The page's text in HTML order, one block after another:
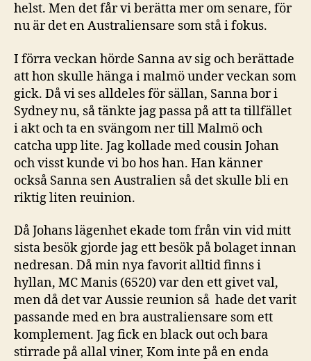
helst. Men det får vi berätta mer om senare, för
nu är det en Australiensare som stå i fokus.
I förra veckan hörde Sanna av sig och berättade
att hon skulle hänga i malmö under veckan som
gick. Då vi ses alldeles för sällan, Sanna bor i
Sydney nu, så tänkte jag passa på att ta tillfället
i akt och ta en svängom ner till Malmö och
catcha upp lite. Jag kollade med cousin Johan
och visst kunde vi bo hos han. Han känner
också Sanna sen Australien så det skulle bli en
riktig liten reuinion.
Då Johans lägenhet ekade tom från vin vid mitt
sista besök gjorde jag ett besök på bolaget innan
nedresan. Då min nya favorit alltid finns i
hyllan, MC Manis (6520) var den ett givet val,
men då det var Aussie reunion så hade det varit
passande med en bra australiensare som ett
komplement. Jag fick en black out och bara
stirrade på allal viner, Kom inte på en enda